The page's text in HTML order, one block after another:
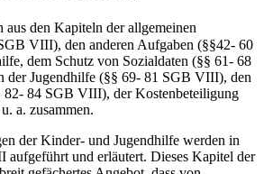
aus den Kapiteln der allgemeinen
VIII), den anderen Aufgaben (§§42- 60
dem Schutz von Sozialdaten (§§ 61- 68
der Jugendhilfe (§§ 69- 81 SGB VIII), den
82- 84 SGB VIII), der Kostenbeteiligung
a. zusammen.
der Kinder- und Jugendhilfe werden in
aufgeführt und erläutert. Dieses Kapitel der